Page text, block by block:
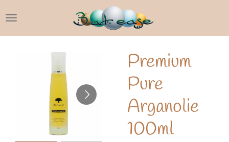
direct
naar
Premium
Pure
Arganolie
100ml